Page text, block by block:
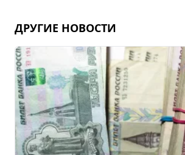
ДРУГИЕ НОВОСТИ